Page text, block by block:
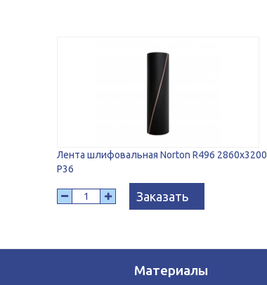
Лента шлифовальная Norton R496 2860x3200
P36
Заказать
Материалы